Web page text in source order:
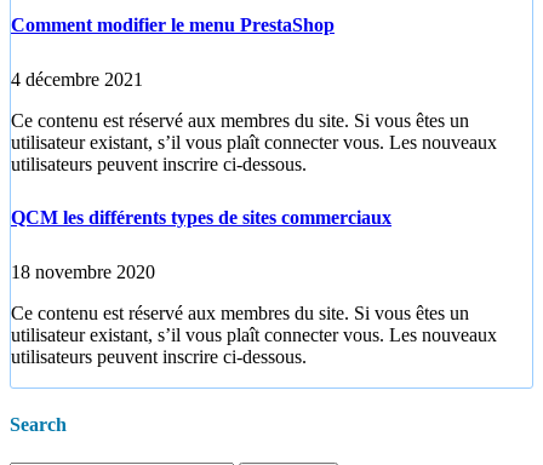
Comment modifier le menu PrestaShop
4 décembre 2021
Ce contenu est réservé aux membres du site. Si vous êtes un
utilisateur existant, s’il vous plaît connecter vous. Les nouveaux
utilisateurs peuvent inscrire ci-dessous.
QCM les différents types de sites commerciaux
18 novembre 2020
Ce contenu est réservé aux membres du site. Si vous êtes un
utilisateur existant, s’il vous plaît connecter vous. Les nouveaux
utilisateurs peuvent inscrire ci-dessous.
Search